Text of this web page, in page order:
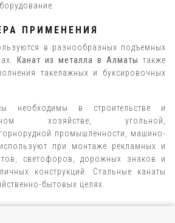
ПРИМЕНЕНИЯ
в разнообразных подъемных
Канат из металла в Алматы также
такелажных и буксировочных
необходимы в строительстве и
хозяйстве, угольной,
промышленности, машино-
при монтаже рекламных и
светофоров, дорожных знаков и
конструкций. Стальные канаты
бытовых целях.